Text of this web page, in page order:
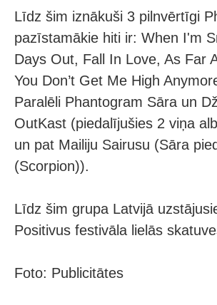
Līdz šim iznākuši 3 pilnvērtīgi
pazīstamākie hiti ir: When I'm
Days Out, Fall In Love, As Far
You Don’t Get Me High
Paralēli Phantogram Sāra un
OutKast (piedalījušies 2 viņa
un pat Mailiju Sairusu (Sāra
(Scorpion)).
Līdz šim grupa Latvijā
Positivus festivāla lielās
Foto: Publicitātes